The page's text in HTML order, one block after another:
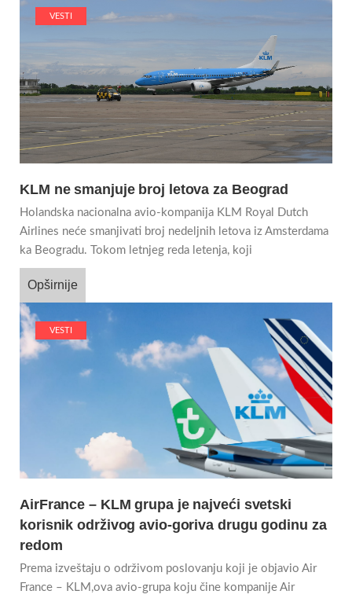
VESTI
KLM ne smanjuje broj letova za Beograd
Holandska nacionalna avio-kompanija KLM Royal Dutch
Airlines neće smanjivati broj nedeljnih letova iz Amsterdama
ka Beogradu. Tokom letnjeg reda letenja, koji
Opširnije
VESTI
AirFrance – KLM grupa je najveći svetski
korisnik održivog avio-goriva drugu godinu za
redom
Prema izveštaju o održivom poslovanju koji je objavio Air
France – KLM,ova avio-grupa koju čine kompanije Air